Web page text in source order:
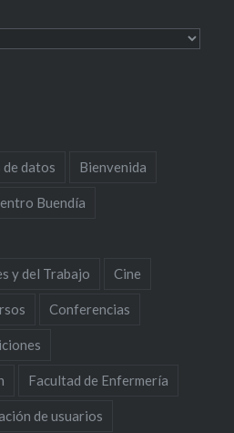
de datos Bienvenida
Buendía
y del Trabajo Cine
Conferencias
Facultad de Enfermería
de usuarios